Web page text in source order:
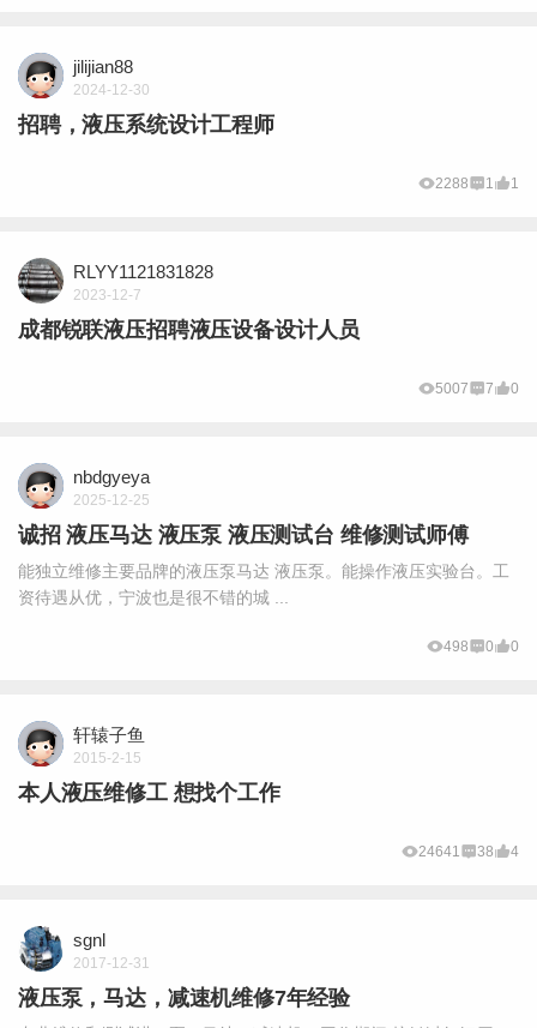
jilijian88
2024-12-30
招聘，液压系统设计工程师
2288 1 1
RLYY1121831828
2023-12-7
成都锐联液压招聘液压设备设计人员
5007 7 0
nbdgyeya
2025-12-25
诚招 液压马达 液压泵 液压测试台 维修测试师傅
能独立维修主要品牌的液压泵马达 液压泵。能操作液压实验台。工
资待遇从优，宁波也是很不错的城 ...
498 0 0
轩辕子鱼
2015-2-15
本人液压维修工 想找个工作
24641 38 4
sgnl
2017-12-31
液压泵，马达，减速机维修7年经验